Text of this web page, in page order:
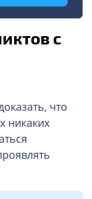
с
что
никаких